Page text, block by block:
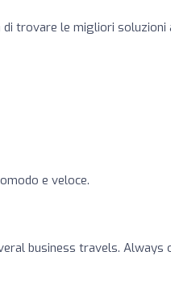
di trovare le migliori soluzioni
e veloce.
business travels. Always